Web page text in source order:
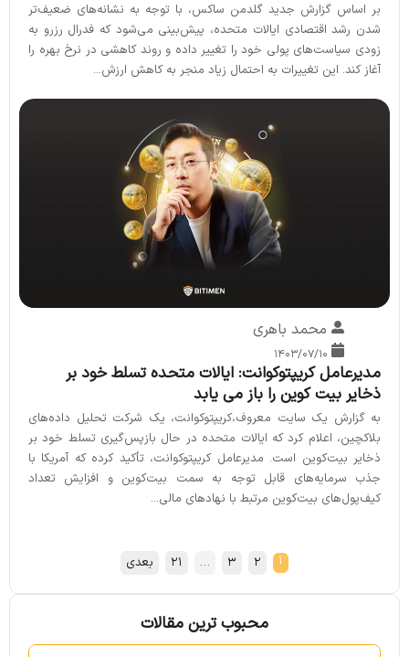
بر اساس گزارش جدید گلدمن ساکس، با توجه به نشانه‌های ضعیف‌تر
شدن رشد اقتصادی ایالات متحده، پیش‌بینی می‌شود که فدرال رزرو به
زودی سیاست‌های پولی خود را تغییر داده و روند کاهشی در نرخ بهره را
آغاز کند. این تغییرات به احتمال زیاد منجر به کاهش ارزش...
محمد باهری
۱۴۰۳/۰۷/۱۰
مدیرعامل کریپتوکوانت: ایالات متحده تسلط خود بر
ذخایر بیت کوین را باز می یابد
به گزارش یک سایت معروف،کریپتوکوانت، یک شرکت تحلیل داده‌های
بلاکچین، اعلام کرد که ایالات متحده در حال بازپس‌گیری تسلط خود بر
ذخایر بیت‌کوین است. مدیرعامل کریپتوکوانت، تأکید کرده که آمریکا با
جذب سرمایه‌های قابل توجه به سمت بیت‌کوین و افزایش تعداد
کیف‌پول‌های بیت‌کوین مرتبط با نهادهای مالی...
1
2
3
…
21 بعدی
محبوب ترین مقالات